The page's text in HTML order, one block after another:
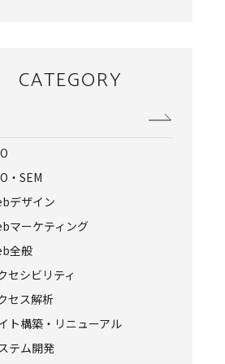
CATEGORY
・SEM
デザイン
マーケティング
全般
セシビリティ
セス解析
ト構築・リニューアル
テム開発